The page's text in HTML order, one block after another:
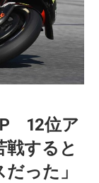
12位ア
すると
った」